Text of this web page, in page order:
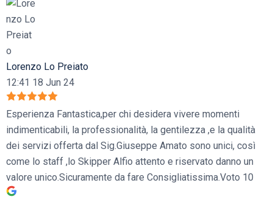
Lorenzo Lo Preiato
12:41 18 Jun 24
Esperienza Fantastica,per chi desidera vivere momenti
indimenticabili, la professionalità, la gentilezza ,e la qualità
dei servizi offerta dal Sig.Giuseppe Amato sono unici, così
come lo staff ,lo Skipper Alfio attento e riservato danno un
valore unico.Sicuramente da fare Consigliatissima.Voto 10